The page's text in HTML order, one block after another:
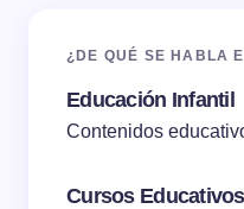
¿DE QUÉ SE HABLA
Educación Infantil
Contenidos
Cursos Educativos